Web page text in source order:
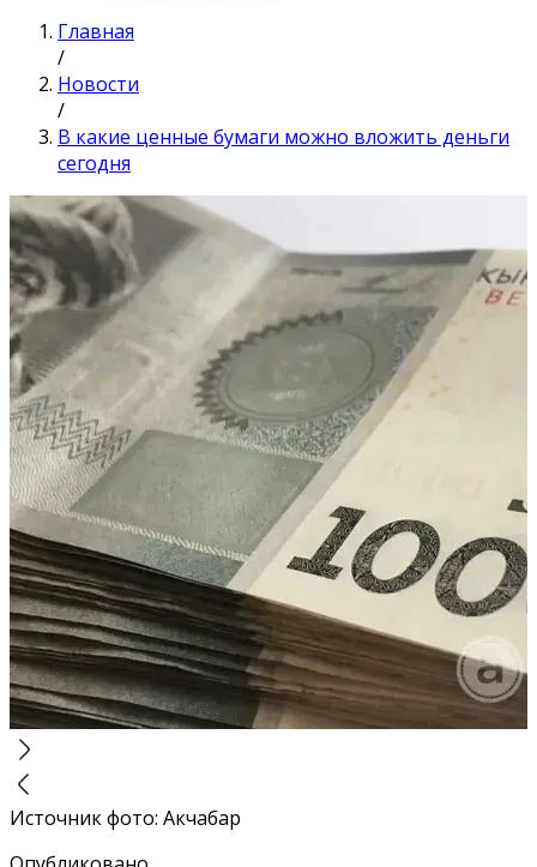
Главная
/
Новости
/
В какие ценные бумаги можно вложить деньги
сегодня
Источник фото: Акчабар